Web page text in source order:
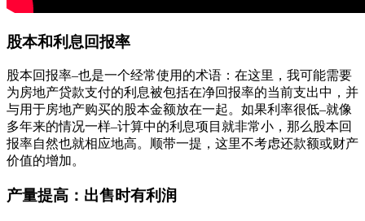
股本和利息回报率
股本回报率–也是一个经常使用的术语：在这里，我可能需要
为房地产贷款支付的利息被包括在净回报率的当前支出中，并
与用于房地产购买的股本金额放在一起。如果利率很低–就像
多年来的情况一样–计算中的利息项目就非常小，那么股本回
报率自然也就相应地高。顺带一提，这里不考虑还款额或财产
价值的增加。
产量提高：出售时有利润